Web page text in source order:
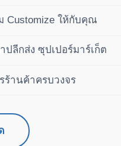
Customize ให้กับคุณ
ปลีกส่ง ซุปเปอร์มาร์เก็ต
ร้านค้าครบวงจร